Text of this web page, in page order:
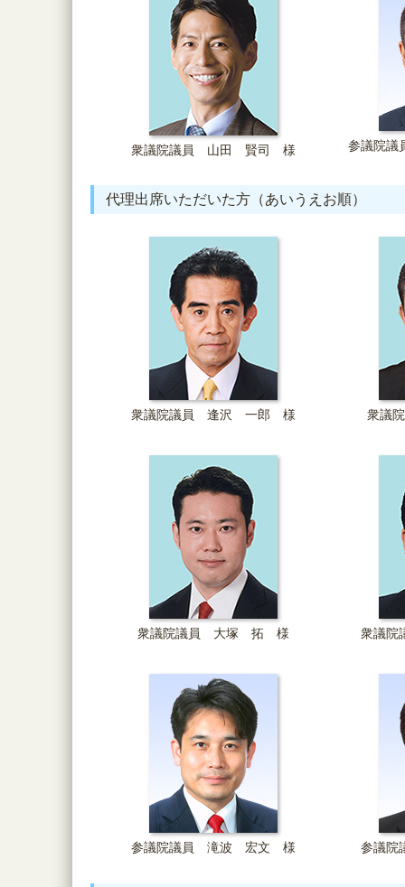
衆議院議員 山田 賢司 様 参議院
代理出席いただいた方（あいうえお順）
衆議院議員 逢沢 一郎 様 衆議
衆議院議員 大塚 拓 様 衆議
参議院議員 滝波 宏文 様 参議